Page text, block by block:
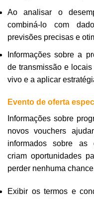
Ao analisar o
combiná-lo com
previsões precisas e
Informações sobre a
de transmissão e
vivo e a aplicar
Evento de oferta
Informações sobre
novos vouchers
informados sobre as
criam oportunidades
perder nenhuma
Exibir os termos e